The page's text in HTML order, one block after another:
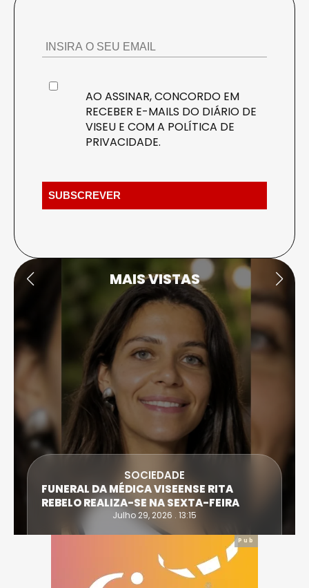
AO ASSINAR, CONCORDO EM
RECEBER E-MAILS DO DIÁRIO DE
VISEU E COM A POLÍTICA DE
PRIVACIDADE.
MAIS VISTAS
ATLETA DE CASTRO DAIRE SUPERA PROVA
EXTREMA DO TRIATLO E TORNA-SE
IRONWOMAN
Julho 28, 2026 . 16:14
Pub